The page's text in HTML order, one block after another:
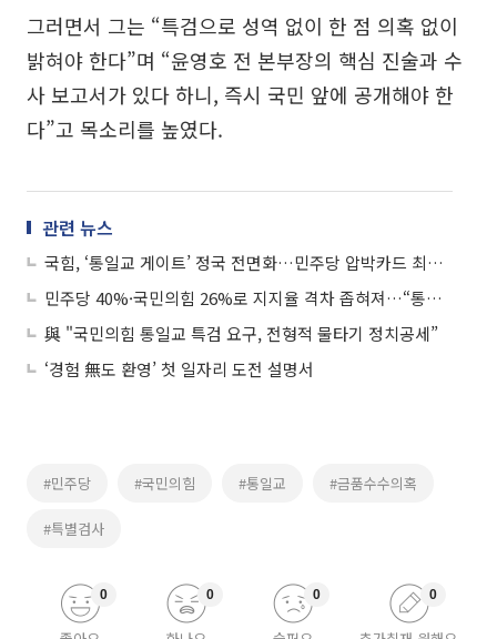
그러면서 그는 “특검으로 성역 없이 한 점 의혹 없이
밝혀야 한다”며 “윤영호 전 본부장의 핵심 진술과 수
사 보고서가 있다 하니, 즉시 국민 앞에 공개해야 한
다”고 목소리를 높였다.
관련 뉴스
국힘, ‘통일교 게이트’ 정국 전면화…민주당 압박카드 최고조
민주당 40%·국민의힘 26%로 지지율 격차 좁혀져…“통일교 의혹 영향”
與 "국민의힘 통일교 특검 요구, 전형적 물타기 정치공세”
‘경험 無도 환영’ 첫 일자리 도전 설명서
#민주당 #국민의힘 #통일교 #금품수수의혹
#특별검사
0 0 0 0